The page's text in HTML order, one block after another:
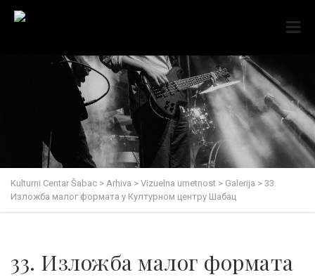
Kulturni Centar Šabac > Arhiva > Vizuelna umetnost > Galerija > 33.
Изложба малог формата у Културном центру Шабац
33. Изложба малог формата